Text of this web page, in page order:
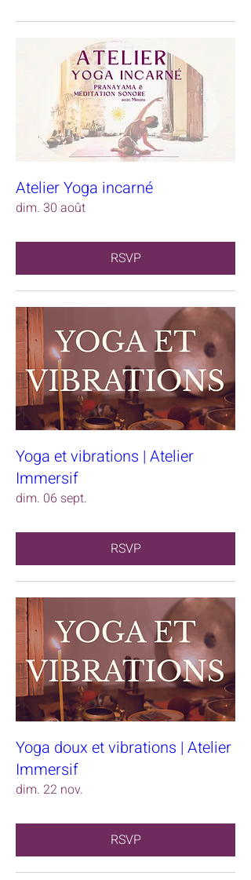
Atelier Yoga incarné
dim. 30 août
RSVP
Yoga et vibrations | Atelier
Immersif
dim. 06 sept.
RSVP
Yoga doux et vibrations | Atelier
Immersif
dim. 22 nov.
RSVP